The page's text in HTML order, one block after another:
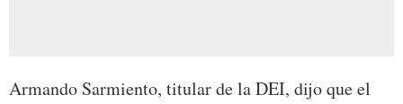
Armando Sarmiento, titular de la DEI, dijo que el